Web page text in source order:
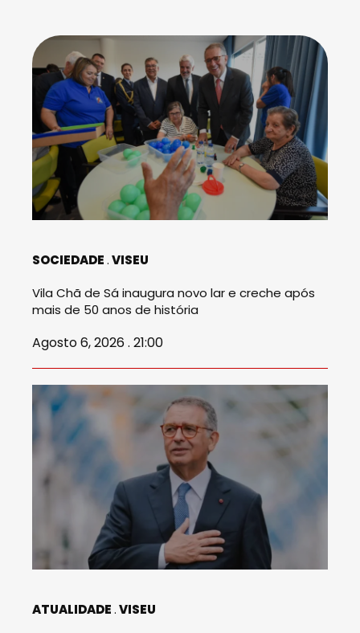
SOCIEDADE VISEU
Vila Chã de Sá inaugura novo lar e creche após
mais de 50 anos de história
Agosto 6, 2026 . 21:00
ATUALIDADE VISEU